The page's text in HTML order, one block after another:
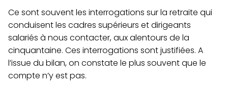
Ce sont souvent les interrogations sur la retraite qui
conduisent les cadres supérieurs et dirigeants
salariés à nous contacter, aux alentours de la
cinquantaine. Ces interrogations sont justifiées. A
l’issue du bilan, on constate le plus souvent que le
compte n’y est pas.